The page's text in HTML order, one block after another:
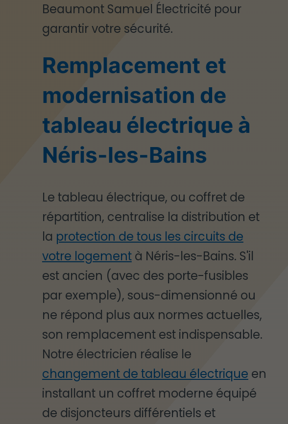
Beaumont Samuel Électricité pour
garantir votre sécurité.
Remplacement et
modernisation de
tableau électrique à
Néris-les-Bains
Le tableau électrique, ou coffret de
répartition, centralise la distribution et
la protection de tous les circuits de
votre logementà Néris-les-Bains. S'il
est ancien (avec des porte-fusibles
par exemple), sous-dimensionné ou
ne répond plus aux normes actuelles,
son remplacement est indispensable.
Notre électricien réalise le
changement de tableau électrique en
installant un coffret moderne équipé
de disjoncteurs différentiels et